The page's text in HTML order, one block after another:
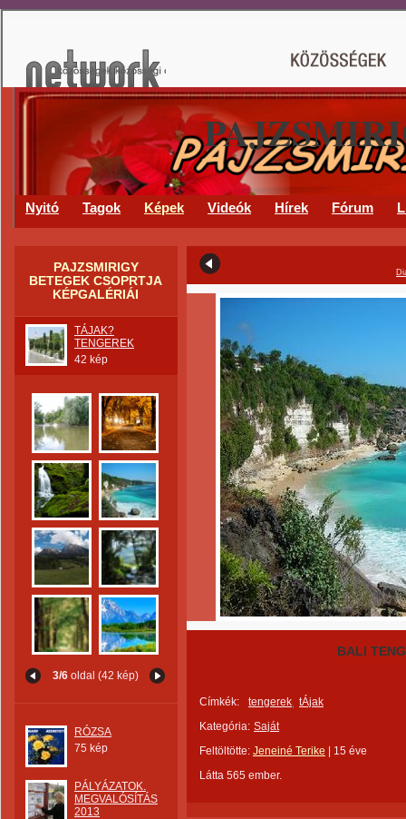
Nyitó Tagok Képek Videók Hírek Fórum
PAJZSMIRIGY
BETEGEK CSOPRTJA
KÉPGALÉRIÁI
TÁJAK?
TENGEREK
42 kép
3/6 oldal (42 kép)
RÓZSA
75 kép
PÁLYÁZATOK.
MEGVALÓSÍTÁS
2013
BALI
Címkék: tengerek tÁjak
Kategória: Saját
Feltöltötte: Jeneiné Terike
15 éve
Látta 565 ember.